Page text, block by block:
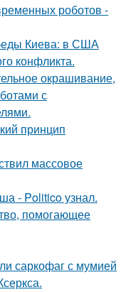
роботов -
Киева: в США
конфликта.
окрашивание,
с
принцип
массовое
- Politico узнал.
помогающее
саркофаг с мумией